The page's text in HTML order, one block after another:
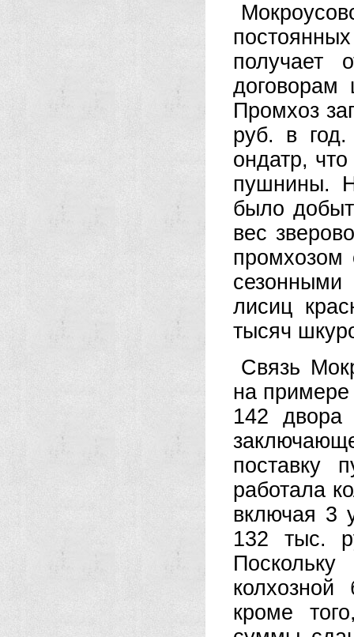
получает
договорам
Промхоз
руб. в
ондатр,
пушнины.
было
вес
промхозом
лисиц
тысяч
Связь
на
142 двора
поставку
работала
включая 3
132 тыс.
колхозной
кроме